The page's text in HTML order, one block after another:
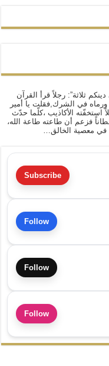
ثلاثة”: رجلاً قرأ القرآن
في الشرك,فقلت يا أمير
استخفّته الأكاذيب ،كلّما حدّث
فزعم أن طاعته طاعة الله،
في معصية الخالق…
Subscribe
Follow
Follow
Follow